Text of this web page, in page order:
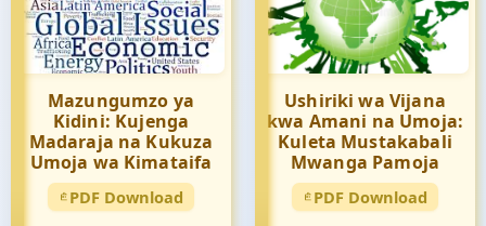
Mazungumzo ya
Kidini: Kujenga
Madaraja na Kukuza
Umoja wa Kimataifa
PDF Download
Ushiriki wa Vijana
kwa Amani na Umoja:
Kuleta Mustakabali
Mwanga Pamoja
PDF Download